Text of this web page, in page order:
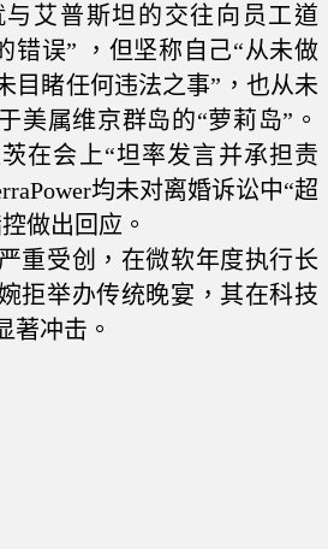
艾普斯坦的交往向员工道
错误” ，但坚称自己“从未做
目睹任何违法之事”，也从未
美属维京群岛的“萝莉岛”。
在会上“坦率发言并承担责
均未对离婚诉讼中“超
做出回应。
重受创，在微软年度执行长
拒举办传统晚宴，其在科技
著冲击。